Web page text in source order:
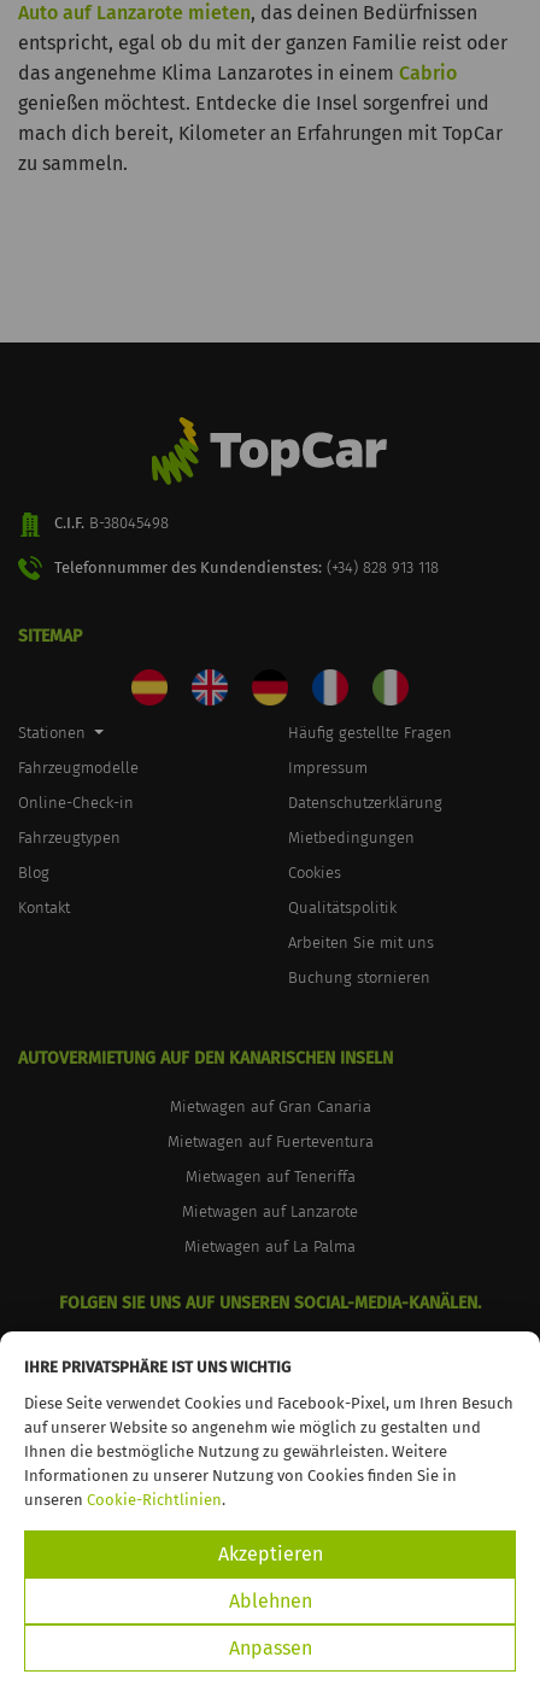
IHRE PRIVATSPHÄRE IST UNS WICHTIG
Diese Seite verwendet Cookies und Facebook-Pixel, um Ihren Besuch
auf unserer Website so angenehm wie möglich zu gestalten und
Ihnen die bestmögliche Nutzung zu gewährleisten. Weitere
Informationen zu unserer Nutzung von Cookies finden Sie in
unseren Cookie-Richtlinien.
Akzeptieren
Ablehnen
Anpassen
Auto auf Lanzarote mieten, das deinen Bedürfnissen
entspricht, egal ob du mit der ganzen Familie reist oder
das angenehme Klima Lanzarotes in einem Cabrio
genießen möchtest. Entdecke die Insel sorgenfrei und
mach dich bereit, Kilometer an Erfahrungen mit TopCar
zu sammeln.
C.I.F. B-38045498
Telefonnummer des Kundendienstes: (+34) 828 913 118
SITEMAP
Stationen
Fahrzeugmodelle
Online-Check-in
Fahrzeugtypen
Blog
Kontakt
Häufig gestellte Fragen
Impressum
Datenschutzerklärung
Mietbedingungen
Cookies
Qualitätspolitik
Arbeiten Sie mit uns
Buchung stornieren
AUTOVERMIETUNG AUF DEN KANARISCHEN INSELN
Mietwagen auf Gran Canaria
Mietwagen auf Fuerteventura
Mietwagen auf Teneriffa
Mietwagen auf Lanzarote
Mietwagen auf La Palma
FOLGEN SIE UNS AUF UNSEREN SOCIAL-MEDIA-KANÄLEN.
© 2026 TopCar. Alle Rechte vorbehalten
JETZT BUCHEN